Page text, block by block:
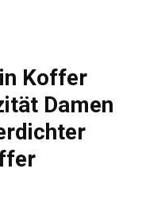
Koffer
Damen